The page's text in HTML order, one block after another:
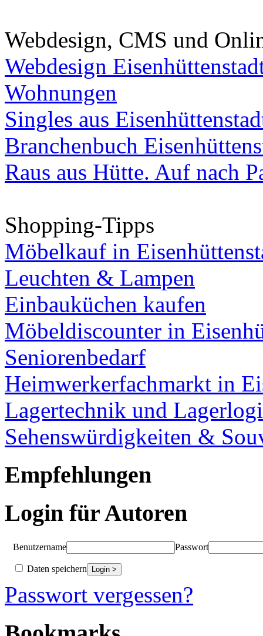
Webdesign, CMS und
Webdesign
Wohnungen
Singles aus
Branchenbuch
Raus aus Hütte. Auf nach
Shopping-Tipps
Möbelkauf in
Leuchten & Lampen
Einbauküchen kaufen
Möbeldiscounter in
Seniorenbedarf
Heimwerkerfachmarkt in
Lagertechnik und
Sehenswürdigkeiten &
Empfehlungen
Login für Autoren
Benutzername Passwort
Daten speichern
Passwort vergessen?